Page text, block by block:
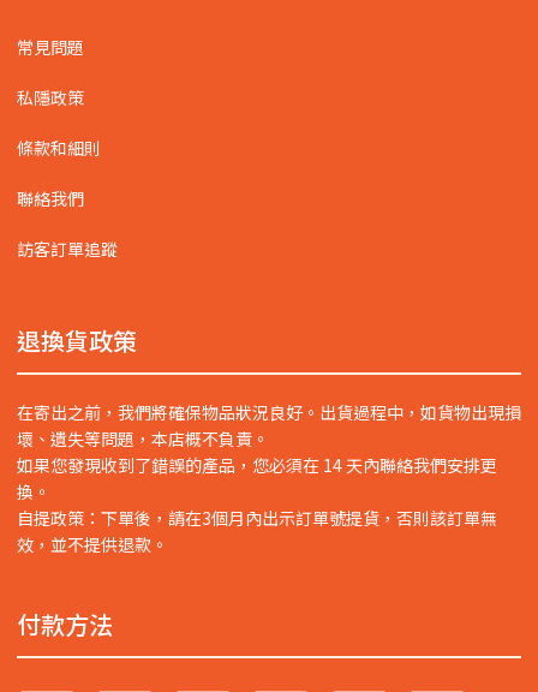
常見問題
私隱政策
條款和細則
聯絡我們
訪客訂單追蹤
退換貨政策
在寄出之前，我們將確保物品狀況良好。出貨過程中，如貨物出現損
壞、遺失等問題，本店概不負責。
如果您發現收到了錯誤的產品，您必須在 14 天內聯絡我們安排更
換。
自提政策：下單後，請在3個月內出示訂單號提貨，否則該訂單無
效，並不提供退款。
付款方法